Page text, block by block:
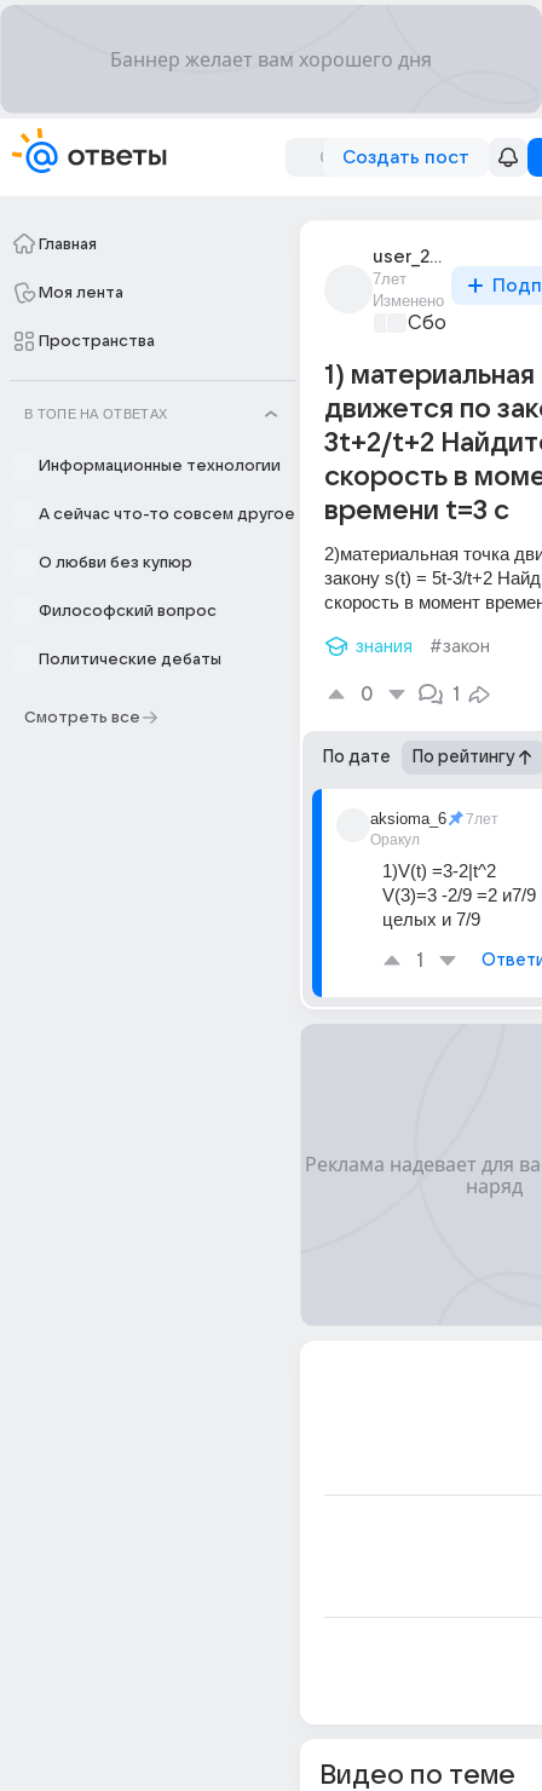
Создать пост
Главная
Моя лента
Пространства
В ТОПЕ НА ОТВЕТАХ
Информационные технологии
А сейчас что-то совсем другое
О любви без купюр
Философский вопрос
Политические дебаты
Смотреть все
user_253389787
7лет
Изменено
Сборная
1) материальная
движется по
3t+2/t+2
скорость в
времени t=3 c
2)материальная точка
закону s(t) = 5t-3/t+2
скорость в момент
знания #закон
0 1
По дате По рейтингу
aksioma_6
Оракул
7лет
1)V(t) =3-2|t^2
V(3)=3 -2/9 =2 и7/9
целых и 7/9
1
Видео по теме